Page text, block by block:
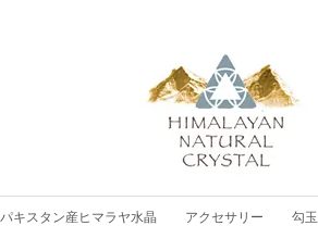
パキスタン産ヒマラヤ水晶 アクセサリー 勾玉